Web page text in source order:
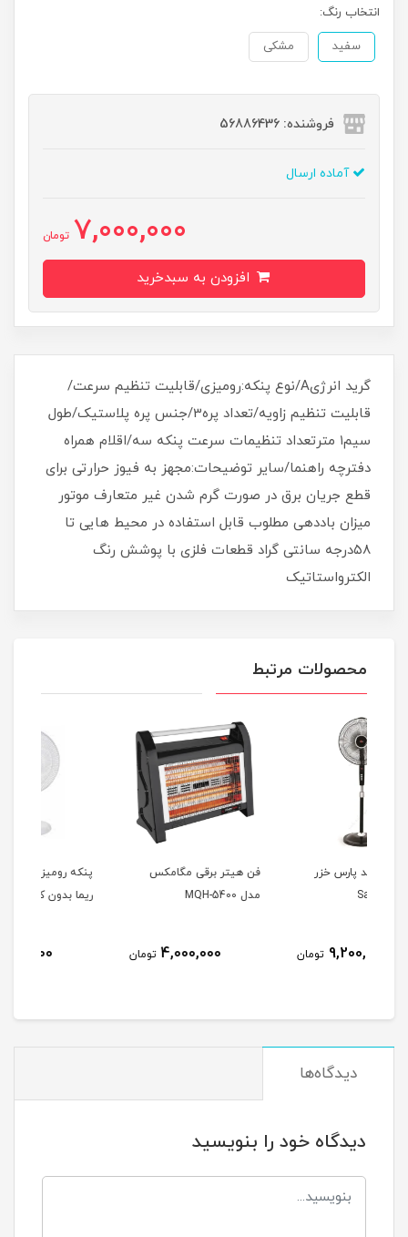
انتخاب رنگ:
سفید مشکی
فروشنده: 56886436
آماده ارسال
7,000,000 تومان
گرید انرژیA/نوع پنکه:رومیزی/قابلیت تنظیم سرعت/
قابلیت تنظیم زاویه/تعداد پره3/جنس پره پلاستیک/طول
سیم۱ مترتعداد تنظیمات سرعت پنکه سه/اقلام همراه
دفترچه راهنما/سایر توضیحات:مجهز به فیوز حرارتی برای
قطع جریان برق در صورت گرم شدن غیر متعارف موتور
میزان باددهی مطلوب قابل استفاده در محیط هایی تا
۵۸درجه سانتی گراد قطعات فلزی با پوشش رنگ
الکترواستاتیک
محصولات مرتبط
فن هیتر برقی مگامکس
4,000,000 تومان
پنکه رومیزی پارس خزر مدل
6,200,000 تومان
دیدگاه‌ها
دیدگاه خود را بنویسید